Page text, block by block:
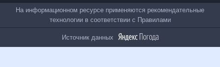
На информационном ресурсе применяются
рекомендательные технологии в соответствии сПравилами
Источник данных